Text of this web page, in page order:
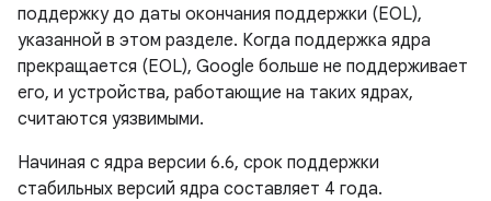
поддержку до даты окончания поддержки (EOL),
указанной в этом разделе. Когда поддержка ядра
прекращается (EOL), Google больше не поддерживает
его, и устройства, работающие на таких ядрах,
считаются уязвимыми.
Начиная с ядра версии 6.6, срок поддержки
стабильных версий ядра составляет 4 года.